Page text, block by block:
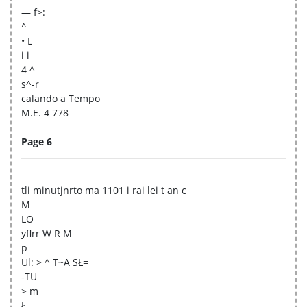
— f>:
^
• L
i i
4 ^
s^-r
calando a Tempo
M.E. 4 778
Page 6
tli minutjnrto ma 1101 i rai lei t an c
M
LO
yflrr W R M
p
Ul: > ^ T~A SŁ=
-TU
> m